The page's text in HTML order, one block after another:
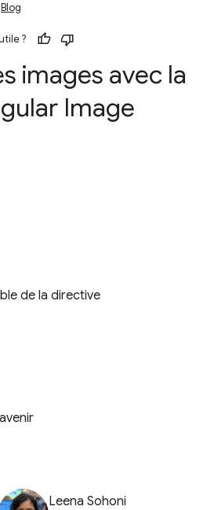
Blog
?
images avec la
Image
de la directive
Leena Sohoni